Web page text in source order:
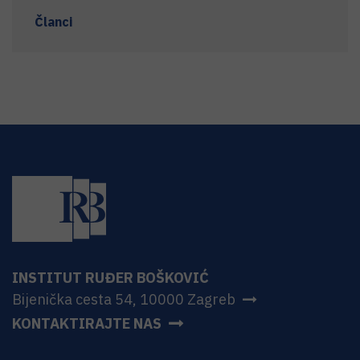
Članci
INSTITUT RUĐER BOŠKOVIĆ
Bijenička cesta 54, 10000 Zagreb
KONTAKTIRAJTE NAS